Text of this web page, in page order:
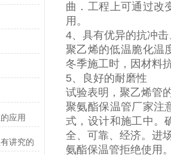
应用
讲究的
曲．工程上可通过改
用。
4、具有优异的抗冲
聚乙烯的低温脆化温
冬季施工时，因材料
5、良好的耐磨性
试验表明，聚乙烯管
聚氨酯保温管厂家注
式，设计和施工中。
全、可靠、经济。 进
氨酯保温管拒绝使用